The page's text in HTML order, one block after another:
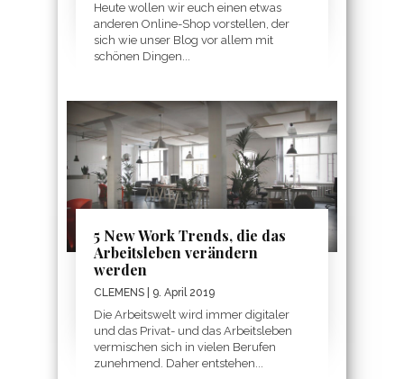
Heute wollen wir euch einen etwas
anderen Online-Shop vorstellen, der
sich wie unser Blog vor allem mit
schönen Dingen...
5 New Work Trends, die das
Arbeitsleben verändern
werden
CLEMENS | 9. April 2019
Die Arbeitswelt wird immer digitaler
und das Privat- und das Arbeitsleben
vermischen sich in vielen Berufen
zunehmend. Daher entstehen...